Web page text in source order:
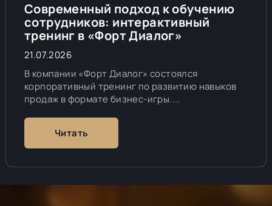
Современный подход к обучению
сотрудников: интерактивный
тренинг в «Форт Диалог»
21.07.2026
В компании «Форт Диалог» состоялся
корпоративный тренинг по развитию навыков
продаж в формате бизнес-игры....
Читать